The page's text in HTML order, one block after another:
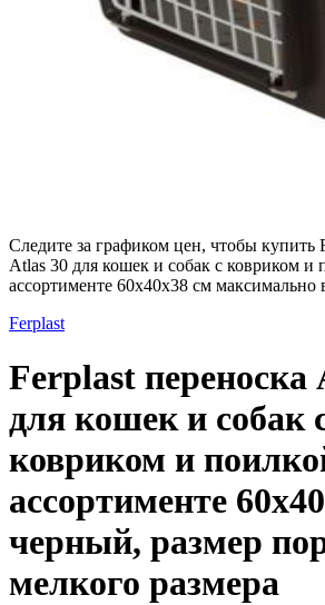
Следите за графиком цен, чтобы купить
Atlas 30 для кошек и собак с ковриком и
ассортименте 60х40х38 см максимально
Ferplast
Ferplast переноска
для кошек и собак
ковриком и
ассортименте
черный, размер
мелкого размера